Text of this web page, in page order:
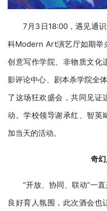
7月3日18:00，遇见通
科Modern Art演艺厅如期举
创意写作学院、非物质文化
影评论中心、剧本杀学院全
了这场狂欢盛会，共同见证
动。学校领导谢承红、智英
加当天的活动。
奇
“开放、协同、联动”一
良好育人氛围，此次酒会也